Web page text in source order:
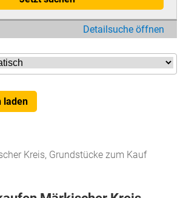
Detailsuche öffnen
laden
Kreis, Grundstücke zum Kauf